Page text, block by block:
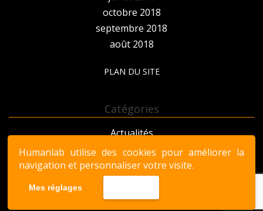
Humanlab utilise des cookies pour améliorer la
navigation et personnaliser votre visite.
Mes réglages
octobre 2018
septembre 2018
août 2018
PLAN DU SITE
Catégories
Actualités
Innovation
Non classé
© 2019 Humanlab Saint-Pierre | Site réalisé par Sedicom